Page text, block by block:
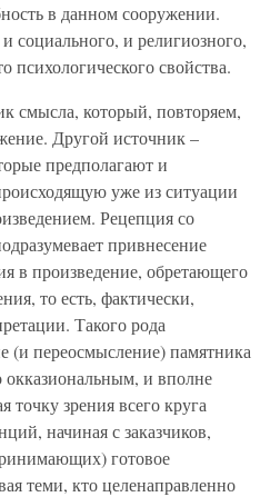
в данном сооружении.
социального, и религиозного,
психологического свойства.
смысла, который, повторяем,
Другой источник –
предполагают и
уже из ситуации
Рецепция со
привнесение
в произведение, обретающего
то есть, фактически,
Такого рода
(и переосмысление) памятника
и вполне
точку зрения всего круга
начиная с заказчиков,
готовое
теми, кто целенаправленно